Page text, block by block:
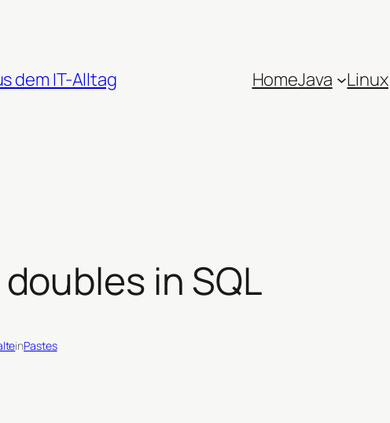
dem IT-Alltag HomeJava Linux
in SQL
inPastes